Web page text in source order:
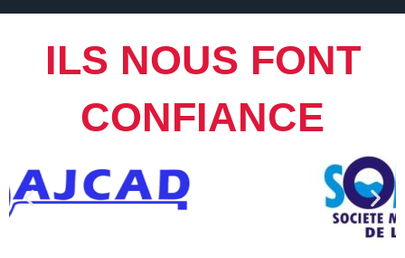
ILS NOUS FONT
CONFIANCE